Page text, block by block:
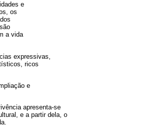
e
os
a vida
expressivas,
ricos
e
apresenta-se
e a partir dela, o